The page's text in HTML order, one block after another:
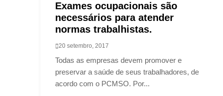
Exames ocupacionais são
necessários para atender
normas trabalhistas.
20 setembro, 2017
Todas as empresas devem promover e
preservar a saúde de seus trabalhadores, de
acordo com o PCMSO. Por...